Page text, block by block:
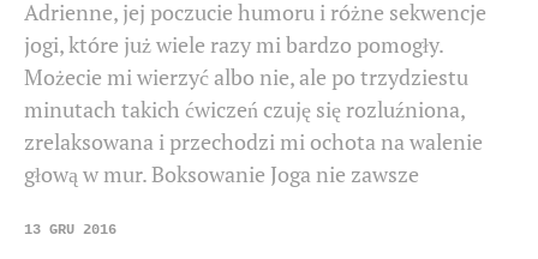
Adrienne, jej poczucie humoru i różne sekwencje
jogi, które już wiele razy mi bardzo pomogły.
Możecie mi wierzyć albo nie, ale po trzydziestu
minutach takich ćwiczeń czuję się rozluźniona,
zrelaksowana i przechodzi mi ochota na walenie
głową w mur. Boksowanie Joga nie zawsze
13 GRU 2016